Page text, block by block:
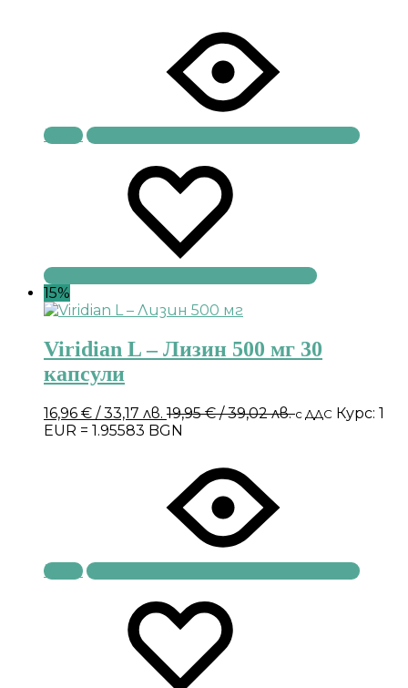
Купи
15%
Viridian L – Лизин 500 мг 30
капсули
16,96 € / 33,17 лв. 19,95€/ 39,02 лв.с ДДС Курс: 1
EUR = 1.95583 BGN
Купи